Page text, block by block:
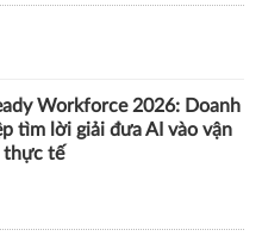
Workforce 2026: Doanh
tìm lời giải đưa AI vào vận
thực tế